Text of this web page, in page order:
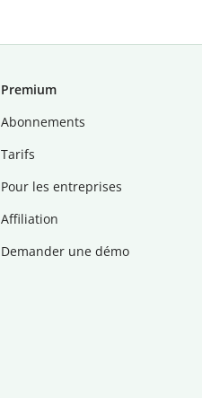
Premium
Abonnements
Tarifs
Pour les entreprises
Affiliation
Demander une démo